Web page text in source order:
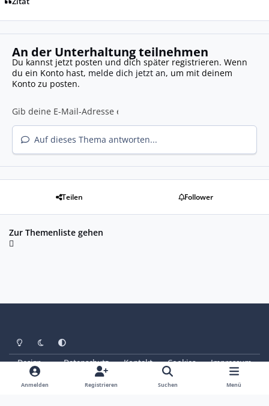
An der Unterhaltung teilnehmen
Du kannst jetzt posten und dich später registrieren. Wenn
du ein Konto hast, melde dich jetzt an, um mit deinem
Konto zu posten.
Auf dieses Thema antworten...
Teilen Follower
Zur Themenliste gehen
Heller ModusDunkler Modus
Systemeinstellung
Design Datenschutz Kontakt Cookies
Impressum
© Copyright 2025 - SAABoteure e. V.
Powered by Invision Community
Anmelden Registrieren Suchen Menü